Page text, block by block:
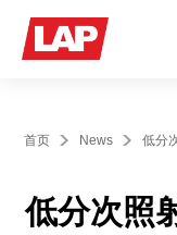
首页 News 低分
低分次照